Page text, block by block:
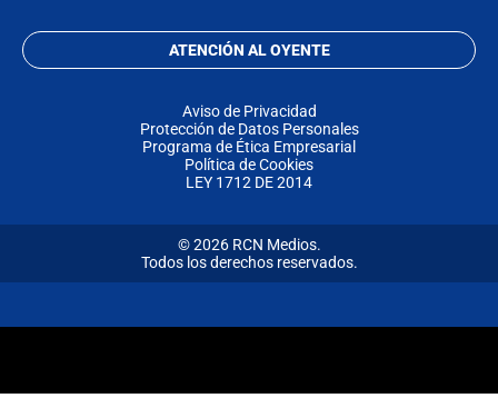
ATENCIÓN AL OYENTE
Aviso de Privacidad
Protección de Datos Personales
Programa de Ética Empresarial
Política de Cookies
LEY 1712 DE 2014
© 2026 RCN Medios.
Todos los derechos reservados.